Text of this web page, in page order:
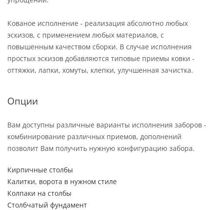
Кованое исполнение - реализация абсолютно любых
эскизов, с применением любых материалов, с
повышенным качеством сборки. В случае исполнения
простых эскизов добавляются типовые приемы ковки -
оттяжки, лапки, хомуты, клепки, улучшенная зачистка.
Опции
Вам доступны различные варианты исполнения заборов -
комбинирование различных приемов, дополнений
позволит Вам получить нужную конфигурацию забора.
Кирпичные столбы
Калитки, ворота в нужном стиле
Колпаки на столбы
Столбчатый фундамент